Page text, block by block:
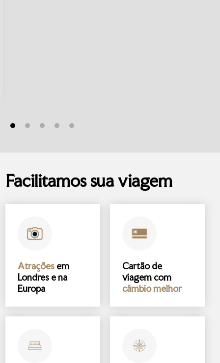
Facilitamos sua viagem
Atrações em
Londres e na
Europa
Cartão de
viagem com
câmbio melhor